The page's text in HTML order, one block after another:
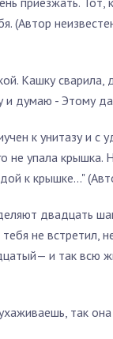
(Автор
Кашку
думаю - Этому
к унитазу и с
не упала крышка.
к крышке..."
двадцать
тебя не
и так всю
так